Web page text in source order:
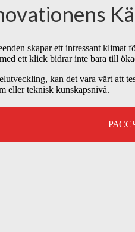
skapar ett intressant
ett klick bidrar inte bara till
kan det vara värt att
eller teknisk kunskapsnivå.